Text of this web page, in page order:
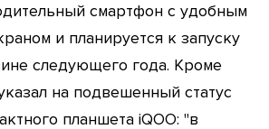
смартфон с удобным
и планируется к запуску
следующего года. Кроме
на подвешенный статус
планшета iQOO: "в